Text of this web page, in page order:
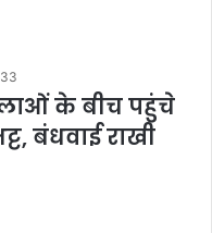
33
के बीच पहुंचे
बंधवाई राखी